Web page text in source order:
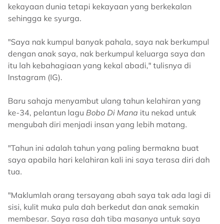
kekayaan dunia tetapi kekayaan yang berkekalan
sehingga ke syurga.
"Saya nak kumpul banyak pahala, saya nak berkumpul
dengan anak saya, nak berkumpul keluarga saya dan
itu lah kebahagiaan yang kekal abadi," tulisnya di
Instagram (IG).
Baru sahaja menyambut ulang tahun kelahiran yang
ke-34, pelantun lagu Bobo Di Mana itu nekad untuk
mengubah diri menjadi insan yang lebih matang.
"Tahun ini adalah tahun yang paling bermakna buat
saya apabila hari kelahiran kali ini saya terasa diri dah
tua.
"Maklumlah orang tersayang abah saya tak ada lagi di
sisi, kulit muka pula dah berkedut dan anak semakin
membesar. Saya rasa dah tiba masanya untuk saya